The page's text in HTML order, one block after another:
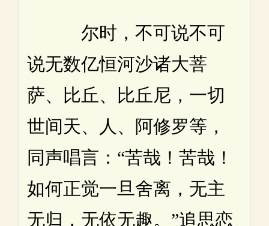
尔时，不可说不可
说无数亿恒河沙诸大菩
萨、比丘、比丘尼，一切
世间天、人、阿修罗等，
同声唱言：“苦哉！苦哉！
如何正觉一旦舍离，无主
无归，无依无趣。”追思恋